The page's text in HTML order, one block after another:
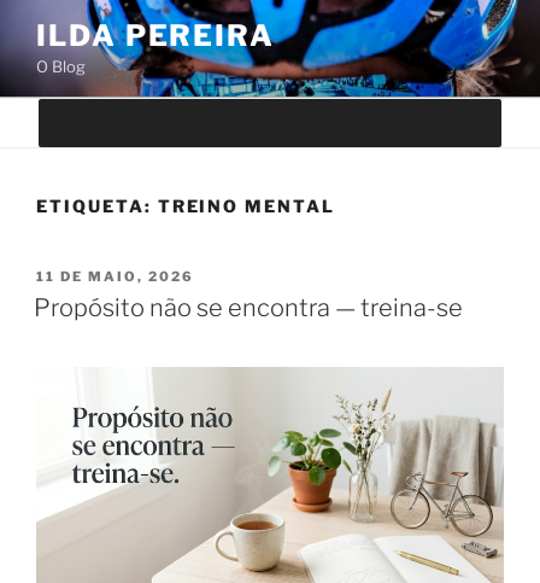
o
conteúdo
ILDA PEREIRA
O Blog
ETIQUETA: TREINO MENTAL
PUBLICADO
EM
11 DE MAIO, 2026
Propósito não se encontra — treina-se